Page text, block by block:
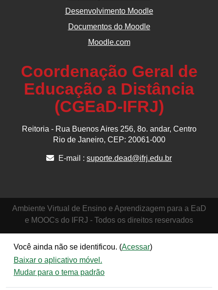
Desenvolvimento Moodle
Documentos do Moodle
Moodle.com
Coordenação Geral de
Educação a Distância
(CGEaD-IFRJ)
Reitoria - Rua Buenos Aires 256, 8o. andar, Centro
Rio de Janeiro, CEP: 20061-000
E-mail : suporte.dead@ifrj.edu.br
Ambiente Virtual de Ensino e Aprendizagem para a EaD
e MOOCs do IFRJ - Todos os direitos reservados
Você ainda não se identificou. (Acessar)
Baixar o aplicativo móvel.
Mudar para o tema padrão